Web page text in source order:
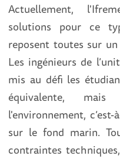
Actuellement,
solutions pour ce
reposent toutes sur
Les ingénieurs de
mis au défi les
équivalente,
l'environnement,
sur le fond marin.
contraintes